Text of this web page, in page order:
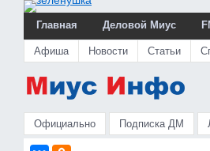
Главная Деловой Миус
Афиша Новости Статьи
Официально Подписка ДМ